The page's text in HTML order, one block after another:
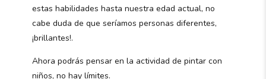
estas habilidades hasta nuestra edad actual, no
cabe duda de que seríamos personas diferentes,
¡brillantes!.
Ahora podrás pensar en la actividad de pintar con
niños, no hay límites.